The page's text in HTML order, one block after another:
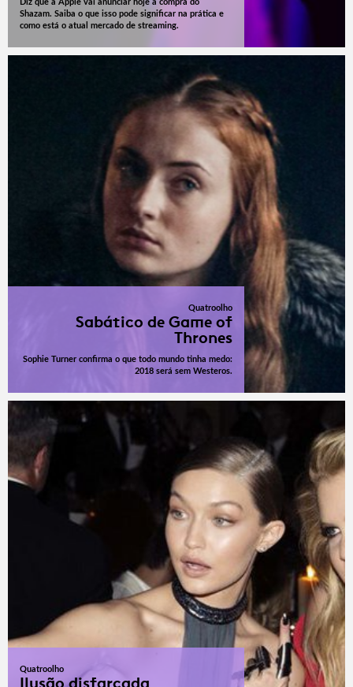
Diz que a Apple vai anunciar hoje a compra do
Shazam. Saiba o que isso pode significar na prática e
como está o atual mercado de streaming.
Quatroolho
Sabático de Game of
Thrones
Sophie Turner confirma o que todo mundo tinha medo:
2018 será sem Westeros.
Quatroolho